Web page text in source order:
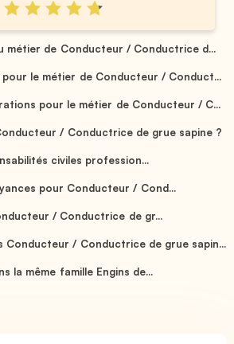
métier de Conducteur / Conductrice d...
le métier de Conducteur / Conduct...
pour le métier de Conducteur / C...
/ Conductrice de grue sapine ?
civiles profession...
pour Conducteur / Cond...
/ Conductrice de gr...
Conducteur / Conductrice de grue sapin...
la même famille Engins de...